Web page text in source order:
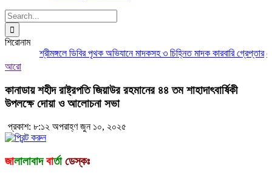
Search
for:
শিরোনাম
শ্রীমঙ্গলে ডিবির পৃথক অভিযানে মাদকসহ ৩ চিহ্নিত মাদক কারবারি গ্রেপ্তার
আরো
কানাডায় শহীদ রাষ্ট্রপতি জিয়াউর রহমানের ৪৪ তম শাহাদাৎবার্ষিকী
উপলক্ষে দোয়া ও আলোচনা সভা
প্রকাশ: ৮:১২ অপরাহ্ণ জুন ১০, ২০২৫
জালালাবাদবার্তা ডেস্কঃ